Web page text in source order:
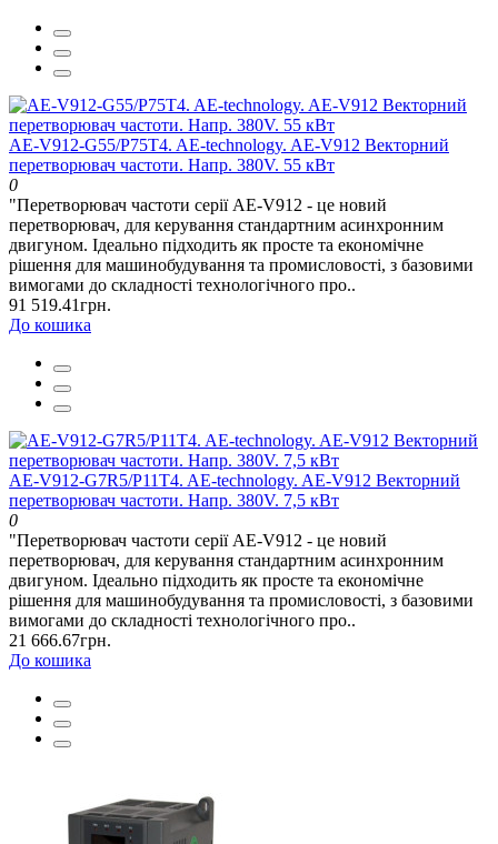
AE-V912-G55/P75T4. AE-technology. AE-V912 Векторний
перетворювач частоти. Напр. 380V. 55 кВт
0
"Перетворювач частоти серії AE-V912 - це новий
перетворювач, для керування стандартним асинхронним
двигуном. Ідеально підходить як просте та економічне
рішення для машинобудування та промисловості, з базовими
вимогами до складності технологічного про..
91 519.41грн.
До кошика
AE-V912-G7R5/P11T4. AE-technology. AE-V912 Векторний
перетворювач частоти. Напр. 380V. 7,5 кВт
0
"Перетворювач частоти серії AE-V912 - це новий
перетворювач, для керування стандартним асинхронним
двигуном. Ідеально підходить як просте та економічне
рішення для машинобудування та промисловості, з базовими
вимогами до складності технологічного про..
21 666.67грн.
До кошика